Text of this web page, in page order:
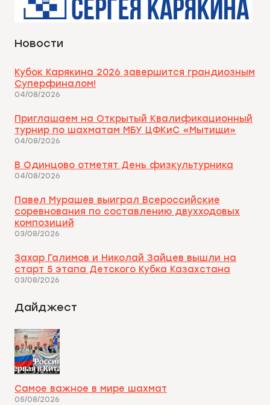
Новости
Кубок Карякина 2026 завершится грандиозным
Суперфиналом!
04/08/2026
Приглашаем на Открытый Квалификационный
турнир по шахматам МБУ ЦФКиС «Мытищи»
04/08/2026
В Одинцово отметят День физкультурника
04/08/2026
Павел Мурашев выиграл Всероссийские
соревнования по составлению двухходовых
композиций
03/08/2026
Захар Галимов и Николай Зайцев вышли на
старт 5 этапа Детского Кубка Казахстана
03/08/2026
Дайджест
Самое важное в мире шахмат
05/08/2026